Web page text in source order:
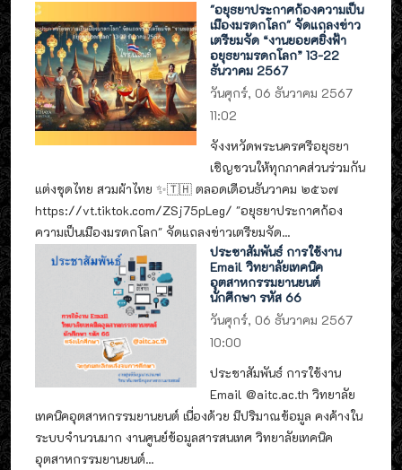
"อยุธยาประกาศก้องความเป็น
เมืองมรดกโลก" จัดแถลงข่าว
เตรียมจัด “งานยอยศยิ่งฟ้า
อยุธยามรดกโลก” 13-22
ธันวาคม 2567
วันศุกร์, 06 ธันวาคม 2567
11:02
จังงหวัดพระนครศรีอยุธยา
เชิญชวนให้ทุกภาคส่วนร่วมกัน
แต่งชุดไทย สวมผ้าไทย ✨🇹🇭 ตลอดเดือนธันวาคม ๒๕๖๗
https://vt.tiktok.com/ZSj75pLeg/ "อยุธยาประกาศก้อง
ความเป็นเมืองมรดกโลก" จัดแถลงข่าวเตรียมจัด...
ประชาสัมพันธ์ การใช้งาน
Email วิทยาลัยเทคนิค
อุตสาหกรรมยานยนต์
นักศึกษา รหัส 66
วันศุกร์, 06 ธันวาคม 2567
10:00
ประชาสัมพันธ์ การใช้งาน
Email @aitc.ac.th วิทยาลัย
เทคนิคอุตสาหกรรมยานยนต์ เนื่องด้วย มีปริมาณข้อมูล คงค้างใน
ระบบจำนวนมาก งานศูนย์ข้อมูลสารสนเทศ วิทยาลัยเทคนิค
อุตสาหกรรมยานยนต์...